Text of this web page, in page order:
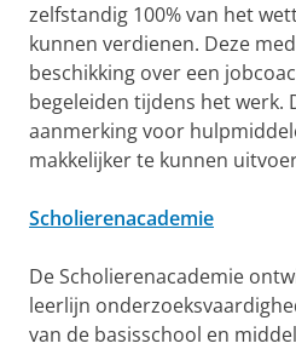
zelfstandig 100% van het
kunnen verdienen. Deze
beschikking over een
begeleiden tijdens het werk.
aanmerking voor
makkelijker te kunnen
Scholierenacademie
De Scholierenacademie
leerlijn
van de basisschool en